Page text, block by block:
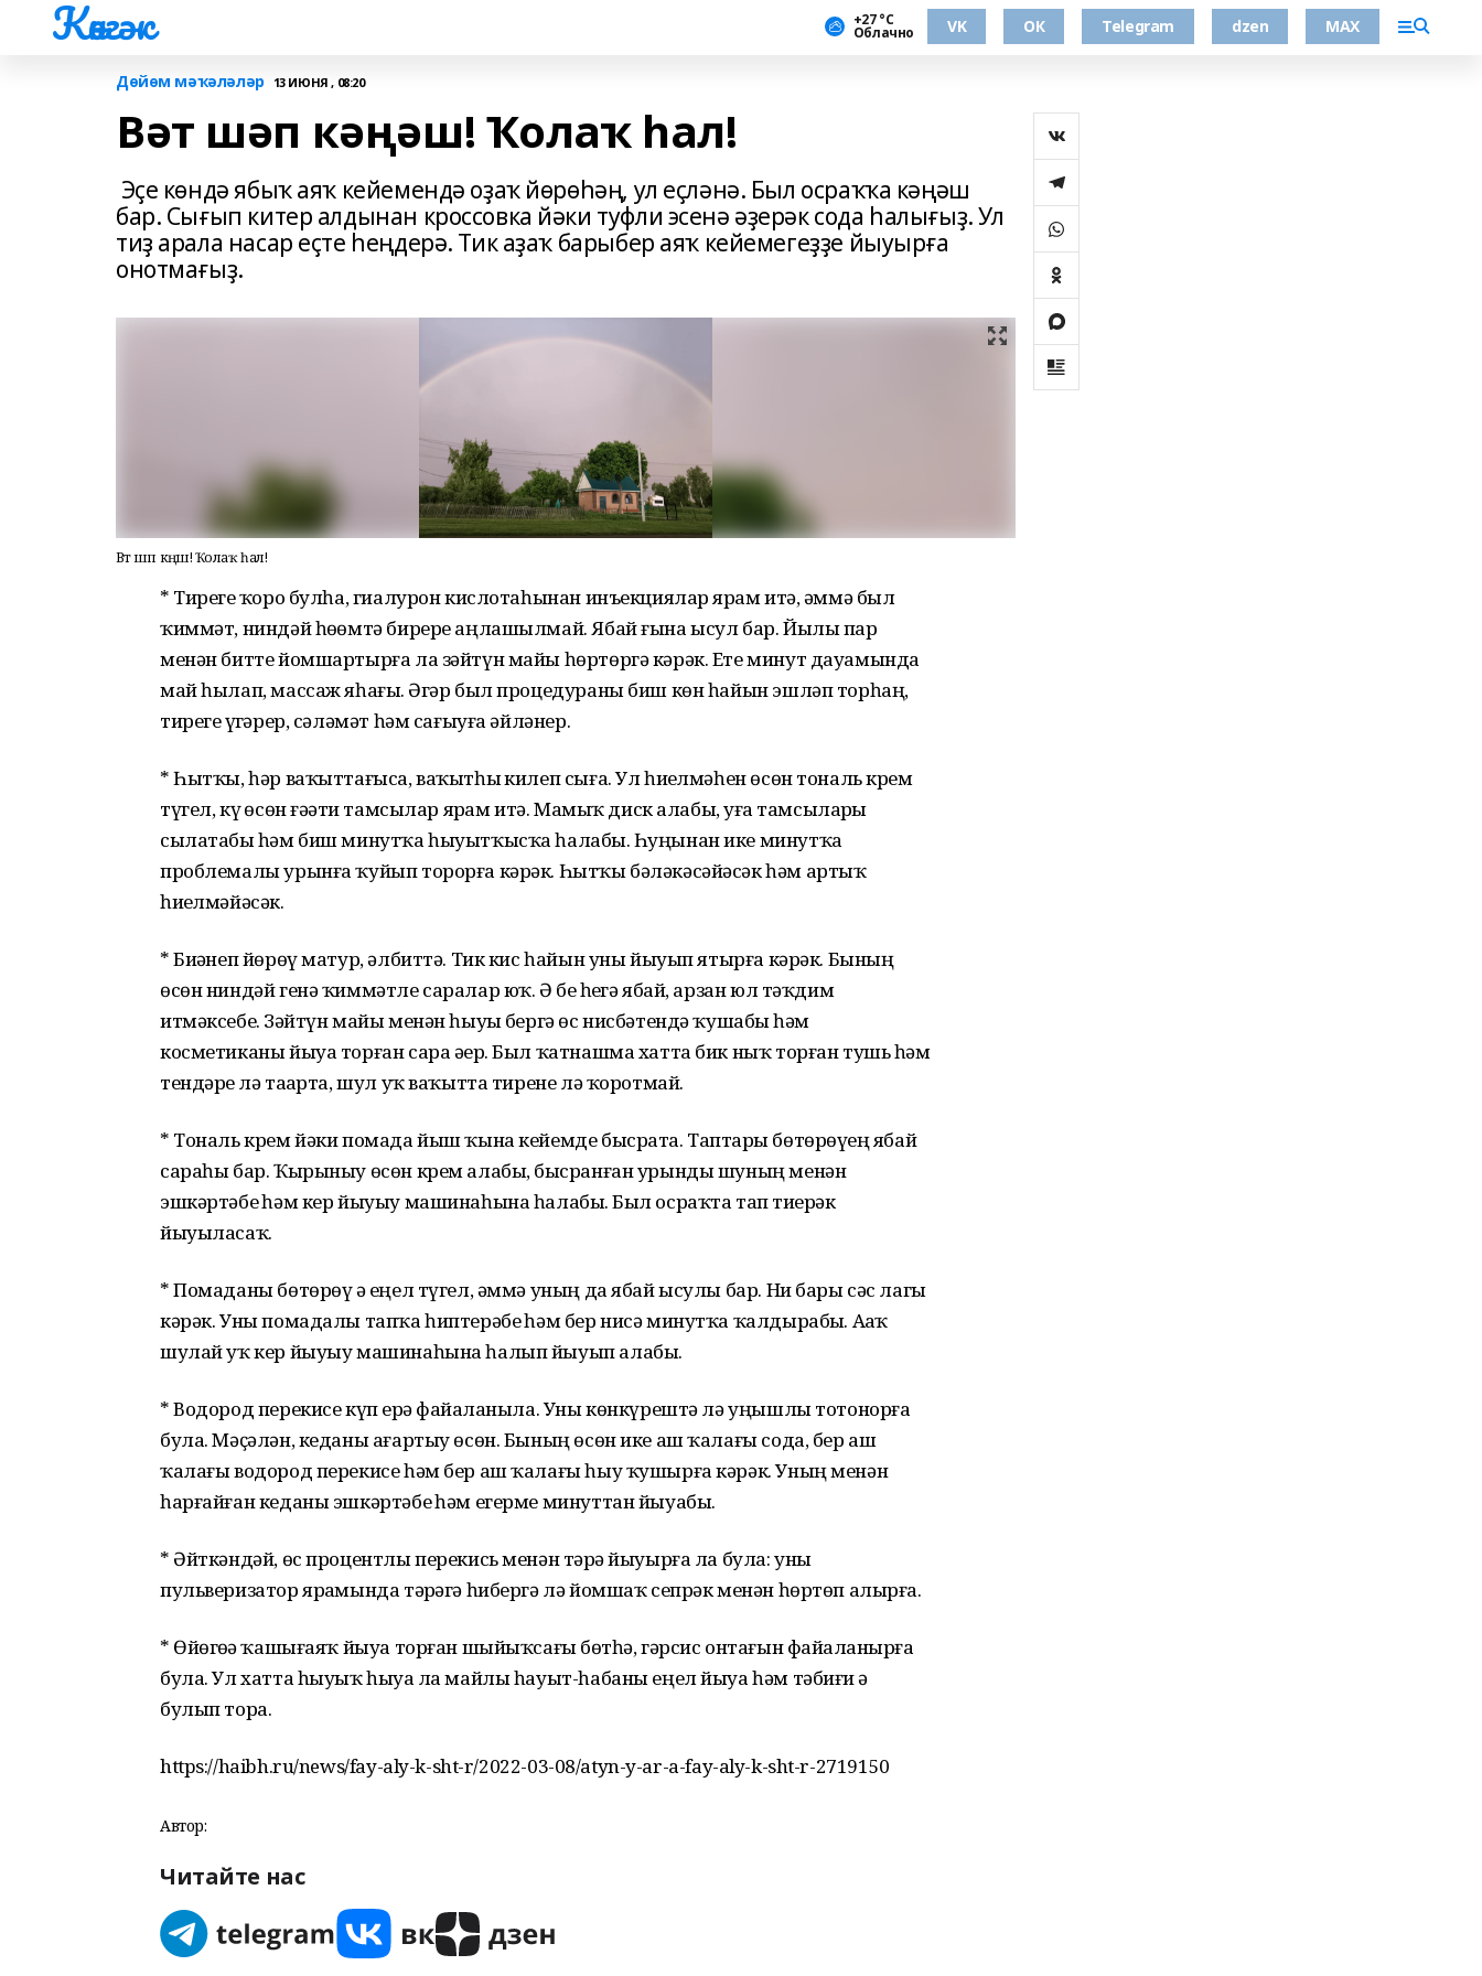
Көнгәк +27 °С
Облачно VK ОК Telegram dzen MAX
Дөйөм мәҡәләләр 13 ИЮНЯ , 08:20
Вәт шәп кәңәш! Ҡолаҡ һал!
Эҫе көндә ябыҡ аяҡ кейемендә оҙаҡ йөрөһәң, ул еҫләнә. Был осраҡ­ҡа кәңәш
бар. Сығып китер алдынан кроссовка йәки туфли эсенә әҙерәк сода һалығыҙ. Ул
тиҙ арала насар еҫте һеңдерә. Тик аҙаҡ барыбер аяҡ кейемегеҙҙе йыуырға
онотмағыҙ.
Вәт шәп кәңәш! Ҡолаҡ һал!
* Тирегеҙ ҡоро булһа, гиалурон кислотаһынан инъекциялар ярҙам итә, әммә был
ҡиммәт, ниндәй һөҙөмтә бирере аңлашылмай. Ябай ғына ысул бар. Йылы пар
менән битте йомшартырға ла зәйтүн майы һөртөргә кәрәк. Ете минут дауамында
май һылап, массаж яһағыҙ. Әгәр был процедураны биш көн һайын эшләп торһаң,
тирегеҙ үҙгәрер, сәләмәт һәм сағыуға әйләнер.
* Һытҡы, һәр ваҡыттағыса, ваҡыт­һыҙ килеп сыға. Ул һиҙелмәһен өсөн тональ крем
түгел, күҙ өсөн ғәҙәти тамсылар ярҙам итә. Мамыҡ диск алабыҙ, уға тамсыларҙы
сылатабыҙ һәм биш минутҡа һыуытҡысҡа һалабыҙ. Һуңынан ике минутҡа
проблемалы урынға ҡуйып торорға кәрәк. Һытҡы бәләкәсәйәсәк һәм артыҡ
һиҙелмәйәсәк.
* Биҙәнеп йөрөү матур, әлбиттә. Тик кис һайын уны йыуып ятырға кәрәк. Бының
өсөн ниндәй генә ҡиммәтле саралар юҡ. Ә беҙ һеҙгә ябай, арзан юл тәҡдим
итмәксебеҙ. Зәйтүн майы менән һыуҙы бергә өс нисбәтендә ҡушабыҙ һәм
косметиканы йыуа торған сара әҙер. Был ҡатнашма хатта бик ныҡ торған тушь һәм
тендәрҙе лә таҙарта, шул уҡ ваҡытта тирене лә ҡоротмай.
* Тональ крем йәки помада йыш ҡына кейемде бысрата. Таптарҙы бөтөрөүҙең ябай
сараһы бар. Ҡыры­ныу өсөн крем алабыҙ, бысранған урынды шуның менән
эшкәртәбеҙ һәм кер йыуыу машинаһына һала­быҙ. Был осраҡта тап тиҙерәк
йыуыласаҡ.
* Помаданы бөтөрөү ҙә еңел түгел, әммә уның да ябай ысулы бар. Ни бары сәс лагы
кәрәк. Уны помадалы тапҡа һиптерәбеҙ һәм бер нисә минутҡа ҡалдырабыҙ. Аҙаҡ
шулай уҡ кер йыуыу машинаһына һалып йыуып алабыҙ.
* Водород перекисе күп ерҙә файҙаланыла. Уны көнкүрештә лә уңышлы тотонорға
була. Мәҫәлән, кеданы ағартыу өсөн. Бының өсөн ике аш ҡалағы сода, бер аш
ҡалағы водород перекисе һәм бер аш ҡалағы һыу ҡушырға кәрәк. Уның менән
һарғайған кеданы эшкәртәбеҙ һәм егерме минуттан йыуабыҙ.
* Әйткәндәй, өс процентлы перекись менән тәҙрә йыуырға ла була: уны
пульверизатор ярҙамында тәҙрәгә һибергә лә йомшаҡ сепрәк менән һөртөп алырға.
* Өйөгөҙҙә ҡашығаяҡ йыуа торған шыйыҡсағыҙ бөтһә, гәрсис онтағын файҙаланырға
була. Ул хатта һыуыҡ һыуҙа ла майлы һауыт-һабаны еңел йыуа һәм тәбиғи ҙә
булып тора.
https://haibh.ru/news/fay-aly-k-sht-r/2022-03-08/atyn-y-ar-a-fay-aly-k-sht-r-2719150
Автор:
Читайте нас